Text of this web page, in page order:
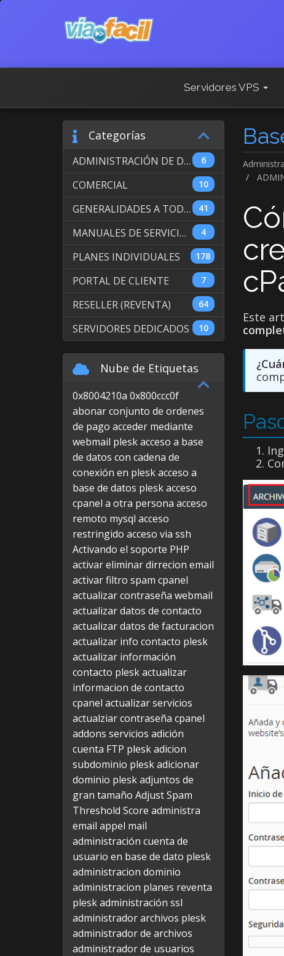
Servidores VPS
Categorías
6
ADMINISTRACIÓN DE DOMINIOS INTERNACIONALES
10
COMERCIAL
41
GENERALIDADES A TODOS LOS SERVICIOS
4
MANUALES DE SERVICIO DE WEB HOSTING
178
PLANES INDIVIDUALES
7
PORTAL DE CLIENTE
64
RESELLER (REVENTA)
10
SERVIDORES DEDICADOS
Este
Nube de Etiquetas
0x8004210a 0x800ccc0f
abonar conjunto de ordenes
de pago acceder mediante
webmail pleskacceso a base
de datos con cadena de
conexión en pleskacceso a
base de datos pleskacceso
cpanel a otra persona acceso
remoto mysql acceso
restringido acceso via ssh
Activando el soporte PHP
activar eliminar dirrecion email
activar filtro spam cpanel
actualizar contraseña webmail
actualizar datos de contacto
actualizar datos de facturacion
actualizar info contacto plesk
actualizar información
contacto pleskactualizar
informacion de contacto
cpanel actualizar servicios
actualziar contraseña cpanel
addons servicios adición
cuenta FTP pleskadicion
subdominio pleskadicionar
dominio pleskadjuntos de
gran tamaño Adjust Spam
Threshold Score administra
email appel mail
administración cuenta de
usuario en base de dato plesk
administracion dominio
administracion planes reventa
pleskadministración ssl
administrador archivos plesk
administrador de archivos
administrador de usuarios